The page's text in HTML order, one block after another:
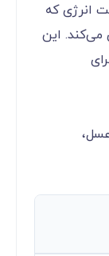
انرژی که
می‌کند. این